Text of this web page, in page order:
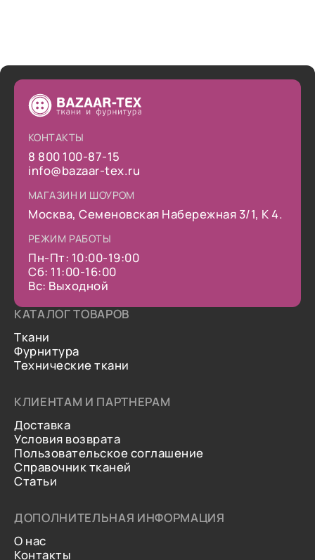
КОНТАКТЫ
8 800 100-87-15
info@bazaar-tex.ru
МАГАЗИН И ШОУРОМ
Москва, Семеновская Набережная 3/1, К 4.
РЕЖИМ РАБОТЫ
Пн-Пт: 10:00-19:00
Сб: 11:00-16:00
Вс: Выходной
КАТАЛОГ ТОВАРОВ
Ткани
Фурнитура
Технические ткани
КЛИЕНТАМ И ПАРТНЕРАМ
Доставка
Условия возврата
Пользовательское соглашение
Справочник тканей
Статьи
ДОПОЛНИТЕЛЬНАЯ ИНФОРМАЦИЯ
О нас
Контакты